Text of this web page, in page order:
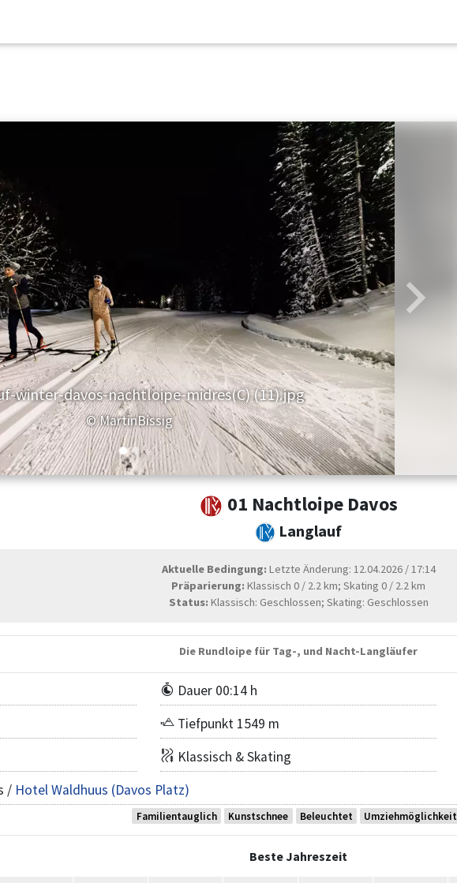
winter-davos-nachtloipe-midres(C) (11).jpg
© MartinBissig
Weiter
01 Nachtloipe Davos
Langlauf
Aktuelle Bedingung: Letzte Änderung: 12.04.2026 / 17:14
Präparierung: Klassisch 0 / 2.2 km; Skating 0 / 2.2 km
Status: Klassisch: Geschlossen; Skating: Geschlossen
Die Rundloipe für Tag-, und Nacht-Langläufer
Dauer 00:14 h
Tiefpunkt 1549 m
Klassisch & Skating
/ Hotel Waldhuus (Davos Platz)
Familientauglich Kunstschnee Beleuchtet Umziehmöglichkeit
Beste Jahreszeit